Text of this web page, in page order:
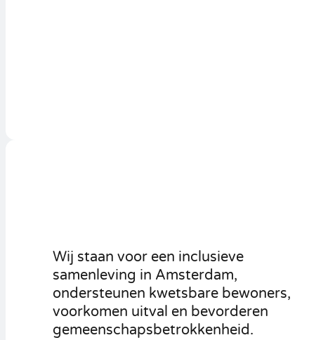
Wij staan voor een inclusieve
samenleving in Amsterdam,
ondersteunen kwetsbare bewoners,
voorkomen uitval en bevorderen
gemeenschapsbetrokkenheid.